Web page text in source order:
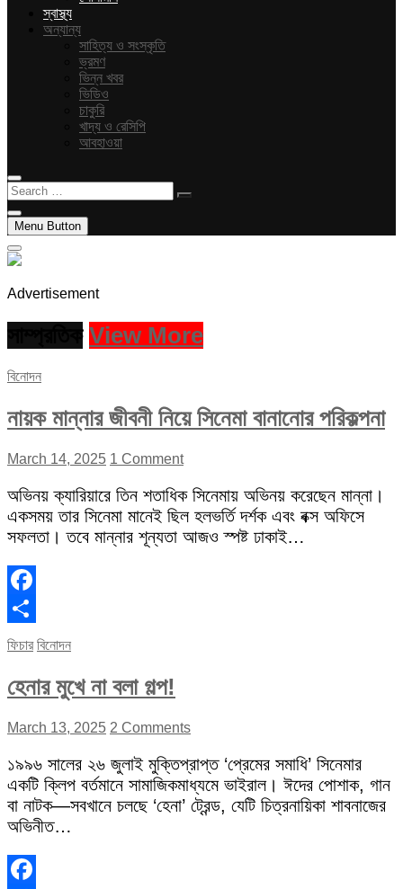
স্বাস্থ্য
অন্যান্য
সাহিত্য ও সংস্কৃতি
ভ্রমণ
ভিন্ন খবর
ভিডিও
চাকুরি
খাদ্য ও রেসিপি
আবহাওয়া
Search
…
Menu Button
Advertisement
View More
বিনোদন
নায়ক মান্নার জীবনী নিয়ে সিনেমা বানানোর পরিকল্পনা
March 14, 2025 1 Comment
অভিনয় ক্যারিয়ারে তিন শতাধিক সিনেমায় অভিনয় করেছেন মান্না।
একসময় তার সিনেমা মানেই ছিল হলভর্তি দর্শক এবং বক্স অফিসে
সফলতা। তবে মান্নার শূন্যতা আজও স্পষ্ট ঢাকাই…
Facebook
Share
ফিচার বিনোদন
হেনার মুখে না বলা গল্প!
March 13, 2025 2 Comments
১৯৯৬ সালের ২৬ জুলাই মুক্তিপ্রাপ্ত ‘প্রেমের সমাধি’ সিনেমার
একটি ক্লিপ বর্তমানে সামাজিকমাধ্যমে ভাইরাল। ঈদের পোশাক, গান
বা নাটক—সবখানে চলছে ‘হেনা’ ট্রেন্ড, যেটি চিত্রনায়িকা শাবনাজের
অভিনীত…